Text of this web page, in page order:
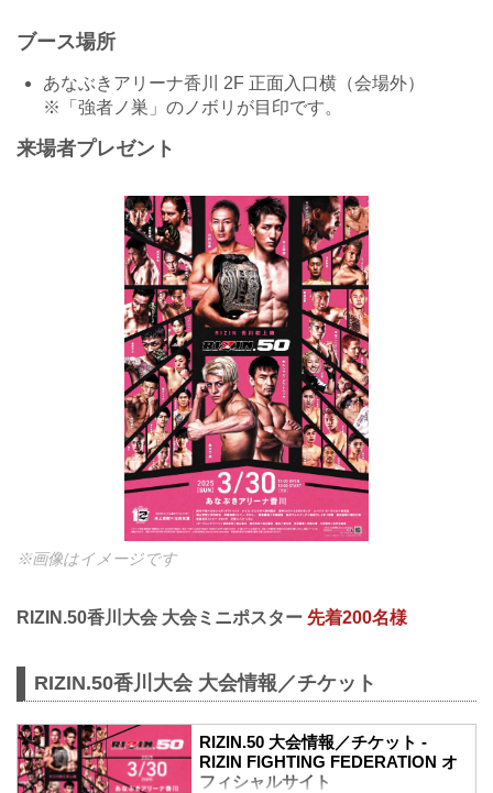
ブース場所
あなぶきアリーナ香川 2F 正面入口横（会場外）
※「強者ノ巣」のノボリが目印です。
来場者プレゼント
※画像はイメージです
RIZIN.50香川大会 大会ミニポスター 先着200名様
RIZIN.50香川大会 大会情報／チケット
RIZIN.50 大会情報／チケット -
RIZIN FIGHTING FEDERATION オ
フィシャルサイト